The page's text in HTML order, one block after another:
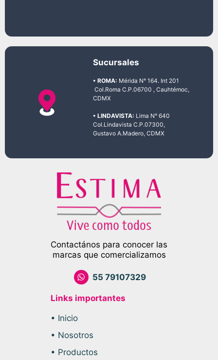
Sucursales
• ROMA: Mérida N° 164. Int 201
Col.Roma C.P.06700 , Cauhtémoc,
CDMX
• LINDAVISTA: Lima N° 640
Col.Lindavista C.P.07300,
Gustavo A.Madero, CDMX
Contactános para conocer las
marcas que comercializamos
55 79107329
Links importantes
• Inicio
• Nosotros
• Productos